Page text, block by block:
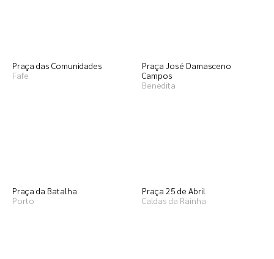
Praça das Comunidades
Fafe
Praça José Damasceno
Campos
Benedita
Praça da Batalha
Porto
Praça 25 de Abril
Caldas da Rainha